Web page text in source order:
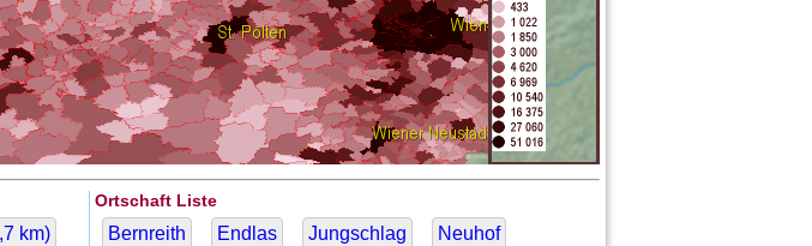
km)
Ortschaft Liste
Bernreith Endlas Jungschlag Neuhof